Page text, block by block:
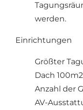
werden.
Einrichtungen
Größter
Dach
Anzahl der
AV-